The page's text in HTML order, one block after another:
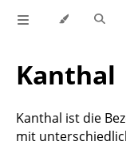
Kanthal
Kanthal ist die
mit